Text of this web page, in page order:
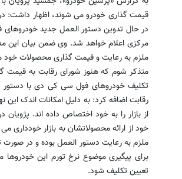
قیمت گذاری خودرو می شوند، اظهار داشت:
در حال تدوین دستور العمل جدید
مرکزی اعلام خواهد شد. وی ضمن بیان این
ملزم به رعایت و قیمت گذاری محصولات خود
متذکر شوم که هنوز شورای رقابت به قیمت
تکلیف خودروهای فول سی کی دی با دستور
رقابت اضافه کرد: به دلیل امکانات اندک
از بازار را به خود اختصاص داده اند.
خود از ارائه محصولاتشان به بازار خودداری
ملزم به رعایت دستور العمل بوده و در
برای پیگیری موضوع نرخ تورم این خودروها
تعیین تکلیف شود.